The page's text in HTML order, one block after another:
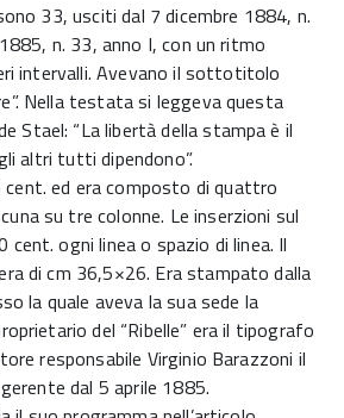
33, usciti dal 7 dicembre 1884, n.
n. 33, anno I, con un ritmo
intervalli. Avevano il sottotitolo
Nella testata si leggeva questa
Stael: “La libertà della stampa è il
altri tutti dipendono”.
ed era composto di quattro
su tre colonne. Le inserzioni sul
ogni linea o spazio di linea. Il
di cm 36,5×26. Era stampato dalla
la quale aveva la sua sede la
del “Ribelle” era il tipografo
responsabile Virginio Barazzoni il
dal 5 aprile 1885.